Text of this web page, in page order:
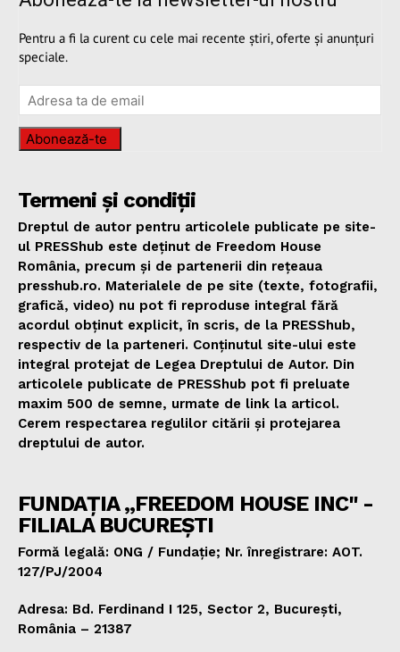
Pentru a fi la curent cu cele mai recente știri, oferte și anunțuri
speciale.
Abonează-te
Termeni și condiții
Dreptul de autor pentru articolele publicate pe site-
ul PRESShub este deținut de Freedom House
România, precum și de partenerii din rețeaua
presshub.ro. Materialele de pe site (texte, fotografii,
grafică, video) nu pot fi reproduse integral fără
acordul obținut explicit, în scris, de la PRESShub,
respectiv de la parteneri. Conținutul site-ului este
integral protejat de Legea Dreptului de Autor. Din
articolele publicate de PRESShub pot fi preluate
maxim 500 de semne, urmate de link la articol.
Cerem respectarea regulilor citării și protejarea
dreptului de autor.
FUNDAȚIA „FREEDOM HOUSE INC" -
FILIALA BUCUREȘTI
Formă legală: ONG / Fundație; Nr. înregistrare: AOT.
127/PJ/2004
Adresa: Bd. Ferdinand I 125, Sector 2, București,
România – 21387